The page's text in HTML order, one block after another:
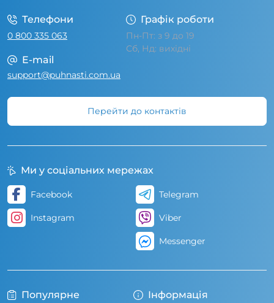
Телефони
0 800 335 063
Графік роботи
Пн-Пт: з 9 до 19
Сб, Нд: вихідні
E-mail
support@puhnasti.com.ua
Перейти до контактів
Популярне Інформація
Ми у соціальних мережах
Facebook
Instagram
Telegram
Viber
Messenger